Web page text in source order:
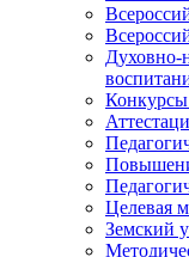
Духовно-
Конкурсы
Целевая
Земский